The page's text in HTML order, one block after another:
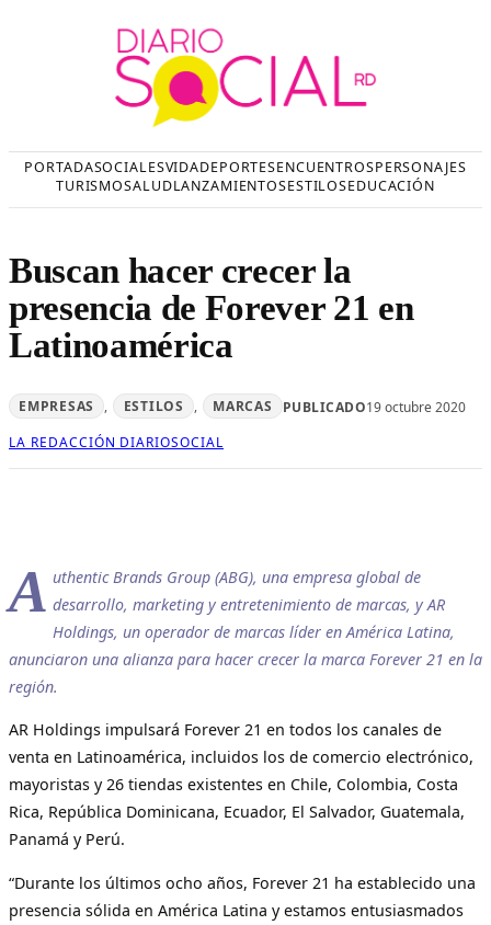
PORTADASOCIALESVIDADEPORTESENCUENTROSPERSONAJES
TURISMOSALUDLANZAMIENTOSESTILOSEDUCACIÓN
Buscan hacer crecer la
presencia de Forever 21 en
Latinoamérica
EMPRESAS , ESTILOS , MARCAS PUBLICADO19 octubre 2020
LA REDACCIÓN DIARIOSOCIAL
A uthentic Brands Group (ABG), una empresa global de
desarrollo, marketing y entretenimiento de marcas, y AR
Holdings, un operador de marcas líder en América Latina,
anunciaron una alianza para hacer crecer la marca Forever 21 en la
región.
AR Holdings impulsará Forever 21 en todos los canales de
venta en Latinoamérica, incluidos los de comercio electrónico,
mayoristas y 26 tiendas existentes en Chile, Colombia, Costa
Rica, República Dominicana, Ecuador, El Salvador, Guatemala,
Panamá y Perú.
“Durante los últimos ocho años, Forever 21 ha establecido una
presencia sólida en América Latina y estamos entusiasmados